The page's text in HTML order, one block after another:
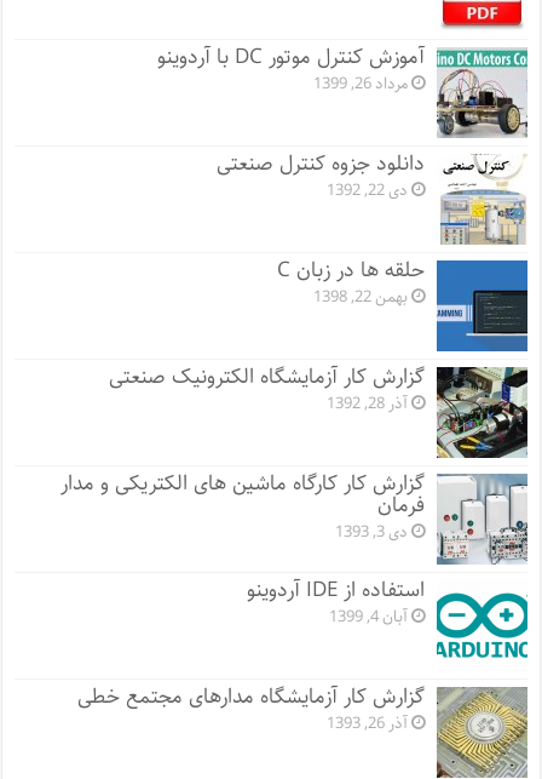
آموزش کنترل موتور DC با آردوینو
مرداد 26, 1399
دانلود جزوه کنترل صنعتی
دی 22, 1392
حلقه ها در زبان C
بهمن 22, 1398
گزارش کار آزمایشگاه الکترونیک صنعتی
آذر 28, 1392
گزارش کار کارگاه ماشین های الکتریکی و مدار
فرمان
دی 3, 1393
استفاده از IDE آردوینو
آبان 4, 1399
گزارش کار آزمایشگاه مدارهای مجتمع خطی
آذر 26, 1393